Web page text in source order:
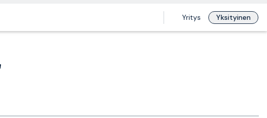
Yritys Yksityinen